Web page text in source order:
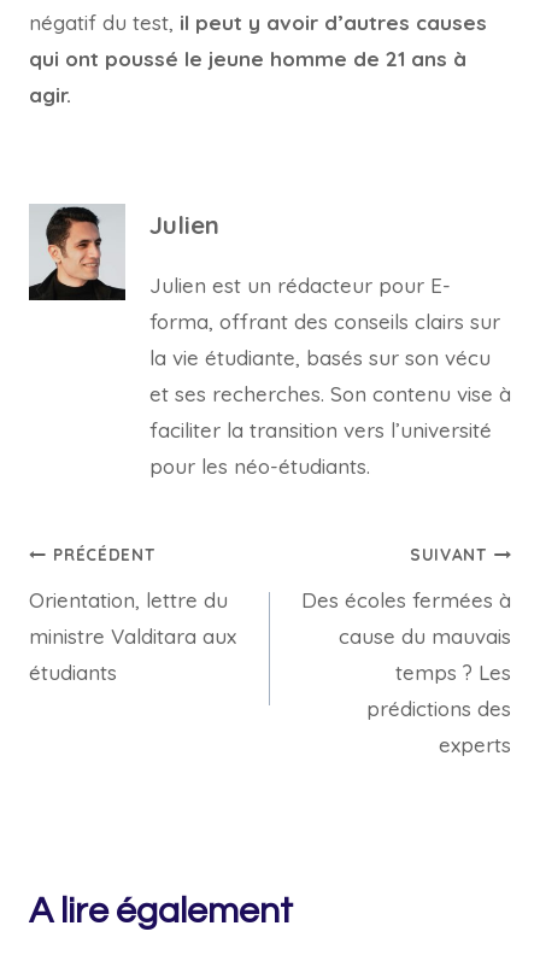
négatif du test, il peut y avoir d’autres causes
qui ont poussé le jeune homme de 21 ans à
agir.
Julien
Julien est un rédacteur pour E-
forma, offrant des conseils clairs sur
la vie étudiante, basés sur son vécu
et ses recherches. Son contenu vise à
faciliter la transition vers l’université
pour les néo-étudiants.
Navigation
de
l’article
PRÉCÉDENT
Orientation, lettre du
ministre Valditara aux
étudiants
SUIVANT
Des écoles fermées à
cause du mauvais
temps ? Les
prédictions des
experts
A lire également